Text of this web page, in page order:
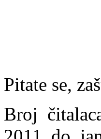
Pitate se,
Broj